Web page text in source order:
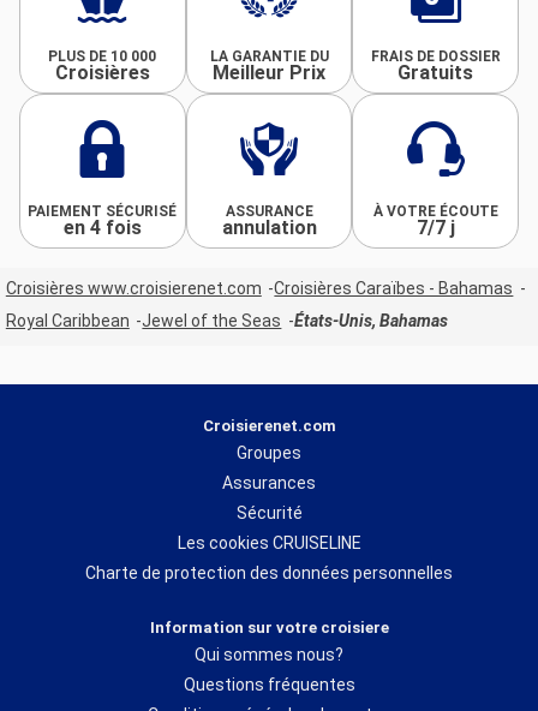
PLUS DE 10 000
Croisières
LA GARANTIE DU
Meilleur Prix
FRAIS DE DOSSIER
Gratuits
PAIEMENT SÉCURISÉ
en 4 fois
ASSURANCE
annulation
À VOTRE ÉCOUTE
7/7 j
Croisières www.croisierenet.com
Croisières Caraïbes - Bahamas
Royal Caribbean
Jewel of the Seas États-Unis, Bahamas
Croisierenet.com
Groupes
Assurances
Sécurité
Les cookies CRUISELINE
Charte de protection des données personnelles
Information sur votre croisiere
Qui sommes nous?
Questions fréquentes